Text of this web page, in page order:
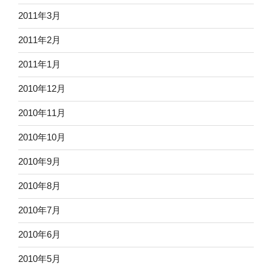
2011年3月
2011年2月
2011年1月
2010年12月
2010年11月
2010年10月
2010年9月
2010年8月
2010年7月
2010年6月
2010年5月